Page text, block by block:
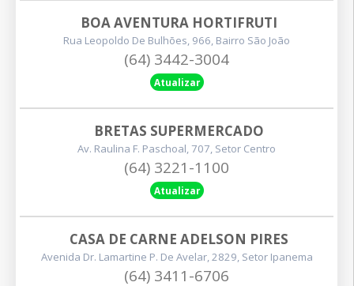
BOA AVENTURA HORTIFRUTI
Rua Leopoldo De Bulhões, 966, Bairro São João
(64) 3442-3004
Atualizar
BRETAS SUPERMERCADO
Av. Raulina F. Paschoal, 707, Setor Centro
(64) 3221-1100
Atualizar
CASA DE CARNE ADELSON PIRES
Avenida Dr. Lamartine P. De Avelar, 2829, Setor Ipanema
(64) 3411-6706